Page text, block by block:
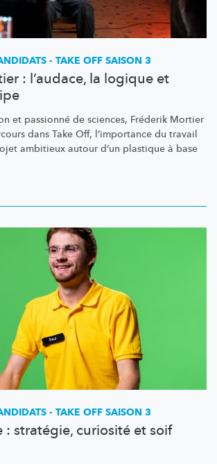
- TAKE OFF SAISON 3
: l’audace, la logique et
et passionné de sciences, Fréderik Mortier
dans Take Off, l’importance du travail
ambitieux autour d’un plastique à base
- TAKE OFF SAISON 3
: stratégie, curiosité et soif